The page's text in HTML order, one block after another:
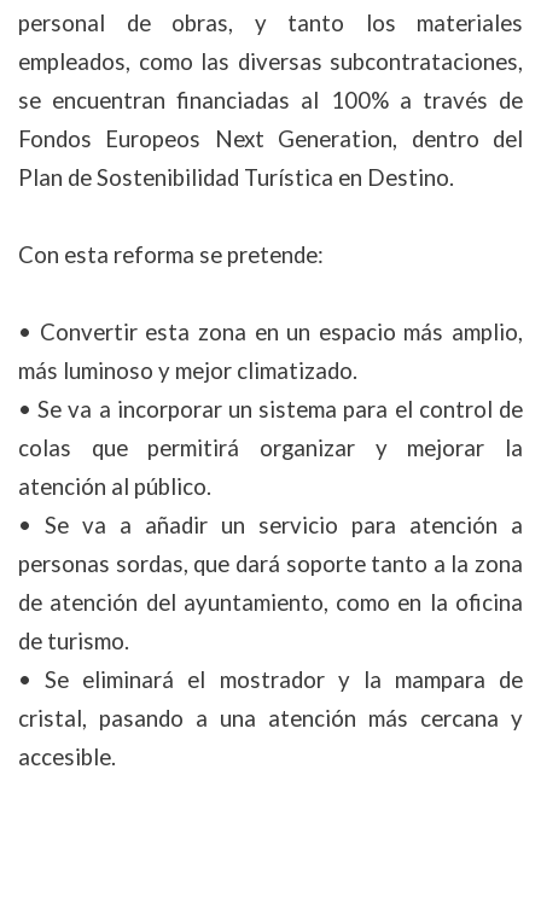
personal de obras, y tanto los materiales
empleados, como las diversas subcontrataciones,
se encuentran financiadas al 100% a través de
Fondos Europeos Next Generation, dentro del
Plan de Sostenibilidad Turística en Destino.
Con esta reforma se pretende:
• Convertir esta zona en un espacio más amplio,
más luminoso y mejor climatizado.
• Se va a incorporar un sistema para el control de
colas que permitirá organizar y mejorar la
atención al público.
• Se va a añadir un servicio para atención a
personas sordas, que dará soporte tanto a la zona
de atención del ayuntamiento, como en la oficina
de turismo.
• Se eliminará el mostrador y la mampara de
cristal, pasando a una atención más cercana y
accesible.